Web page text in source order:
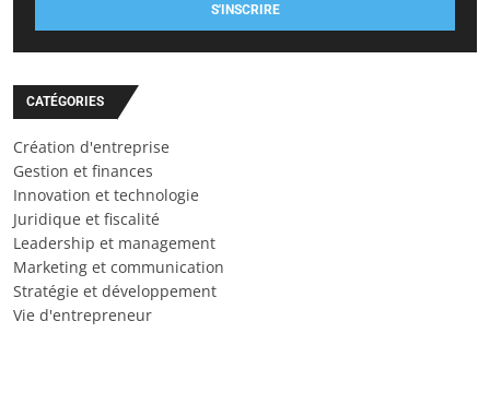
S'INSCRIRE
CATÉGORIES
Création d'entreprise
Gestion et finances
Innovation et technologie
Juridique et fiscalité
Leadership et management
Marketing et communication
Stratégie et développement
Vie d'entrepreneur